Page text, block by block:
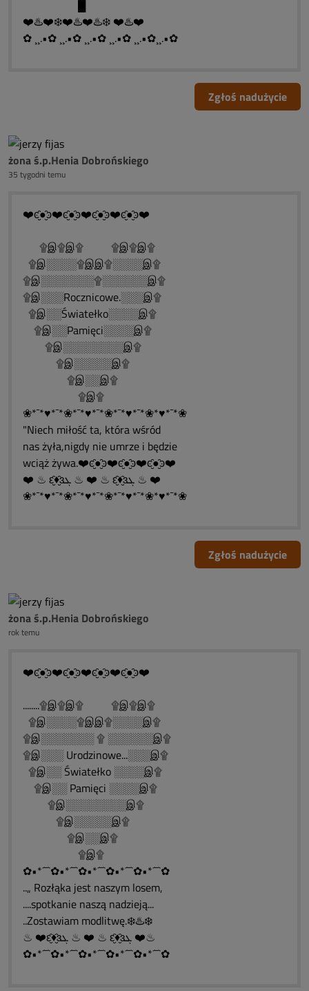
❤️♨️❤️❄️❤️♨️❤️♨️❄️ ❤️♨️❤️
✿ ¸¸.•✿ ¸¸.•✿ ¸¸.•✿ ¸¸.•✿ ¸¸.•✿¸¸.•✿
Zgłoś nadużycie
żona ś.p.Henia Dobrońskiego
35 tygodni temu
❤️ͼ̮̑●̮̑ͽ❤️ͼ̮̑●̮̑ͽ❤️ͼ̮̑●̮̑ͽ❤️ͼ̮̑●̮̑ͽ❤️
۩இ۩இ۩ ۩இ۩இ۩
۩இ░░░░۩இஇ۩░░░░இ۩
۩இ░░░░░░░۩░░░░░░இ۩
۩இ░░░Rocznicowe.░░░இ۩
۩இ░░Światełko░░░░இ۩
۩இ░░Pamięci░░░░இ۩
۩இ░░░░░░░░இ۩
۩இ░░░░░இ۩
۩இ░░இ۩
۩இ۩
❀*¯*♥*¯*❀*¯*♥*¯*❀*¯*♥*¯*❀*♥*¯*❀
"Niech miłość ta, która wśród
nas żyła,nigdy nie umrze i będzie
wciąż żywa.❤️ͼ̮̑●̮̑ͽ❤️ͼ̮̑●̮̑ͽ❤️ͼ̮̑●̮̑ͽ❤️
❤️ ♨ ԑ̮̑♦̮̑ɜܓ ♨ ❤️ ♨ ԑ̮̑♦̮̑ɜܓ ♨ ❤️
❀*¯*♥*¯*❀*¯*♥*¯*❀*¯*♥*¯*❀*♥*¯*❀
Zgłoś nadużycie
żona ś.p.Henia Dobrońskiego
rok temu
❤️ͼ̮̑●̮̑ͽ❤️ͼ̮̑●̮̑ͽ❤️ͼ̮̑●̮̑ͽ❤️ͼ̮̑●̮̑ͽ❤️
........۩இ۩இ۩ ۩இ۩இ۩
۩இ░░░░۩இஇ۩░░░░இ۩
۩இ░░░░░░░ ۩ ░░░░░░இ۩
۩இ░░░ Urodzinowe...░░░இ۩
۩இ░░ Światełko ░░░░இ۩
۩இ░░ Pamięci ░░░░இ۩
۩இ░░░░░░░░இ۩
۩இ░░░░░இ۩
۩இ░░இ۩
۩இ۩
✿•*´¯`✿•*´¯`✿•*´¯`✿•*´¯`✿•*´¯`✿
..„ Rozłąka jest naszym losem,
....spotkanie naszą nadzieją...
..Zostawiam modlitwę.❄️♨️❄️
♨ ❤️ԑ̮̑♦̮̑ɜܓ ♨ ❤️ ♨ ԑ̮̑♦̮̑ɜܓ ❤️♨
✿•*´¯`✿•*´¯`✿•*´¯`✿•*´¯`✿•*´¯`✿